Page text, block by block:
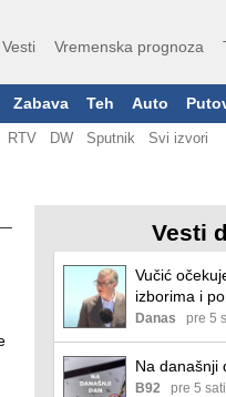
Vesti Vremenska prognoza
Zabava Teh Auto
RTV DW Sputnik Svi izvori
Vesti
Vučić
izborima i
skup u
Danas pre 5
Na današnji
B92 pre 5 sati